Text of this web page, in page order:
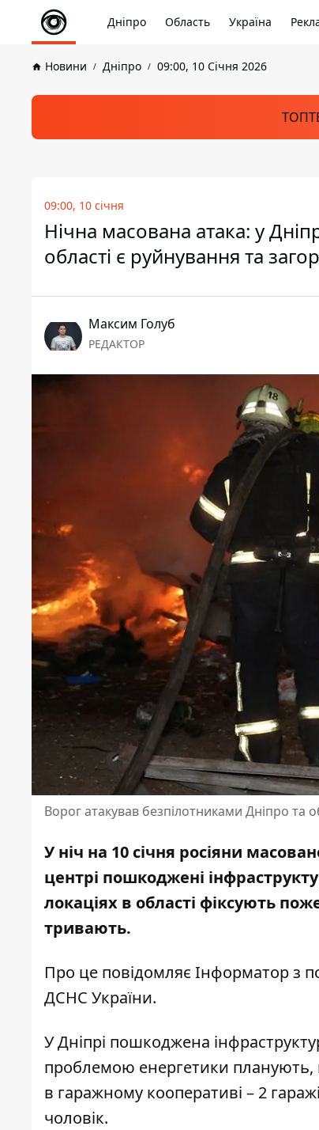
Дніпро Область Україна
Новини Дніпро 09:00, 10 Січня 2026
09:00, 10 січня
Нічна масована атака: у
області є руйнування та
Максим Голуб
РЕДАКТОР
Ворог атакував безпілотниками Дніпро та
У ніч на 10 січня росіяни
центрі пошкоджені
локаціях в області фіксують
тривають.
Про це повідомляє Інформатор з
ДСНС України.
У Дніпрі пошкоджена
проблемою енергетики планують,
в гаражному кооперативі – 2
чоловік.